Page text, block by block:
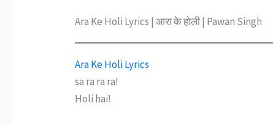
Ara Ke Holi Lyrics | आरा के होली | Pawan Singh
Ara Ke Holi Lyrics
sa ra ra ra!
Holi hai!